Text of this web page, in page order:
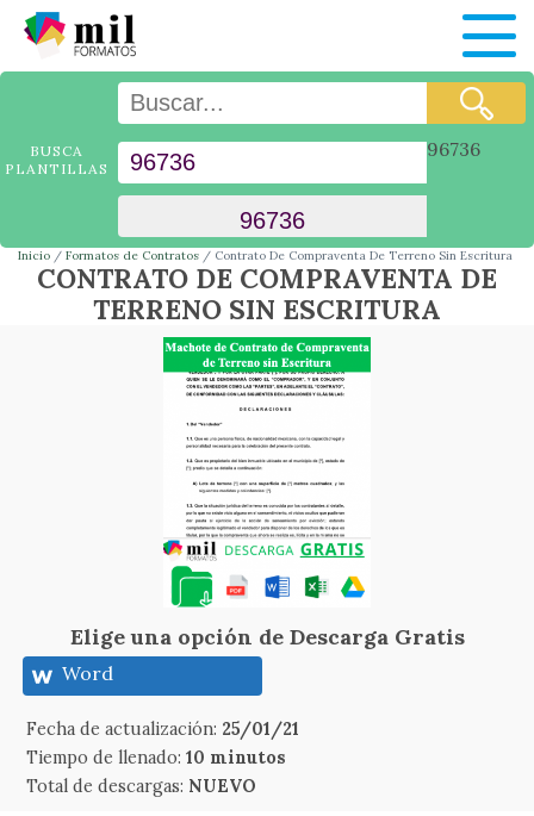
BUSCA
PLANTILLAS
96736
Inicio Formatos de Contratos Contrato De Compraventa De Terreno Sin Escritura
CONTRATO DE COMPRAVENTA DE
TERRENO SIN ESCRITURA
Elige una opción de Descarga Gratis
Word
Fecha de actualización: 25/01/21
Tiempo de llenado:10 minutos
Total de descargas: NUEVO